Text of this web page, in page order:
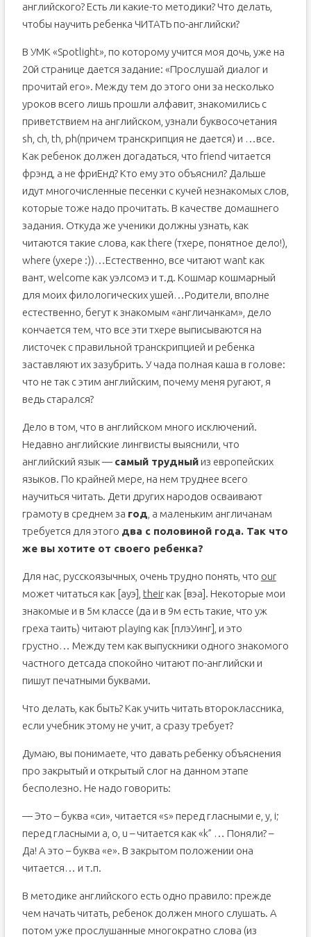
английского? Есть ли какие-то методики? Что делать,
чтобы научить ребенка ЧИТАТЬ по-английски?
В УМК «Spotlight», по которому учится моя дочь, уже на
20й странице дается задание: «Прослушай диалог и
прочитай его». Между тем до этого они за несколько
уроков всего лишь прошли алфавит, знакомились с
приветствием на английском, узнали буквосочетания
sh, ch, th, ph(причем транскрипция не дается) и …все.
Как ребенок должен догадаться, что friend читается
фрэнд, а не фриЕнд? Кто ему это объяснил? Дальше
идут многочисленные песенки с кучей незнакомых слов,
которые тоже надо прочитать. В качестве домашнего
задания. Откуда же ученики должны узнать, как
читаются такие слова, как there (тхере, понятное дело!),
where (ухере :))…Естественно, все читают want как
вант, welcome как уэлсомэ и т.д. Кошмар кошмарный
для моих филологических ушей…Родители, вполне
естественно, бегут к знакомым «англичанкам», дело
кончается тем, что все эти тхере выписываются на
листочек с правильной транскрипцией и ребенка
заставляют их зазубрить. У чада полная каша в голове:
что не так с этим английским, почему меня ругают, я
ведь старался?
Дело в том, что в английском много исключений.
Недавно английские лингвисты выяснили, что
английский язык — самый трудныйиз европейских
языков. По крайней мере, на нем труднее всего
научиться читать. Дети других народов осваивают
грамоту в среднем за год , а маленьким англичанам
требуется для этого два с половиной года. Так что
же вы хотите от своего ребенка?
Для нас, русскоязычных, очень трудно понять, что our
может читаться как [ауэ], theirкак [вэа]. Некоторые мои
знакомые и в 5м классе (да и в 9м есть такие, что уж
греха таить) читают playing как [плэУинг], и это
грустно… Между тем как выпускники одного знакомого
частного детсада спокойно читают по-английски и
пишут печатными буквами.
Что делать, как быть? Как учить читать второклассника,
если учебник этому не учит, а сразу требует?
Думаю, вы понимаете, что давать ребенку объяснения
про закрытый и открытый слог на данном этапе
бесполезно. Не надо говорить:
— Это – буква «си», читается «s» перед гласными e, y, i;
перед гласными а, o, u – читается как «k” … Поняли? –
Да! А это – буква «е». В закрытом положении она
читается… и т.п.
В методике английского есть одно правило: прежде
чем начать читать, ребенок должен много слушать. А
потом уже прослушанные многократно слова (из